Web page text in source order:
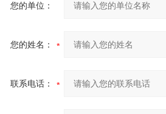
您的单位：
您的姓名：
联系电话：